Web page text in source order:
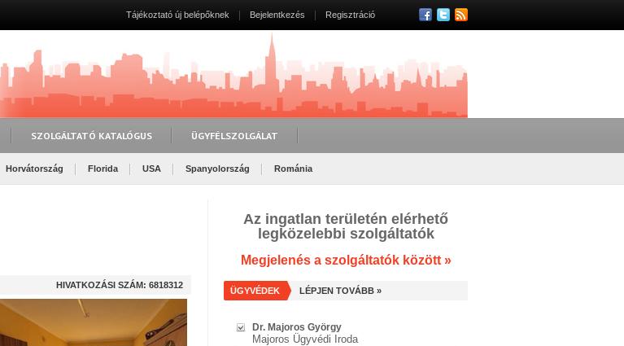
Tájékoztató új belépőknek Bejelentkezés Regisztráció
SZOLGÁLTATÓ KATALÓGUS ÜGYFÉLSZOLGÁLAT
Horvátország Florida USA Spanyolország Románia
HIVATKOZÁSI SZÁM: 6818312
Az ingatlan területén elérhető
legközelebbi szolgáltatók
Megjelenés a szolgáltatók között »
ÜGYVÉDEK LÉPJEN TOVÁBB »
Dr. Majoros György
Majoros Ügyvédi Iroda